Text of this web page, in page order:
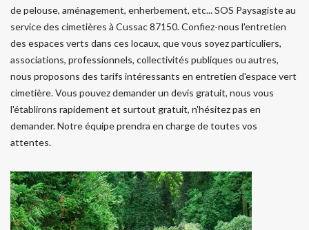
de pelouse, aménagement, enherbement, etc... SOS Paysagiste au
service des cimetières à Cussac 87150. Confiez-nous l'entretien
des espaces verts dans ces locaux, que vous soyez particuliers,
associations, professionnels, collectivités publiques ou autres,
nous proposons des tarifs intéressants en entretien d'espace vert
cimetière. Vous pouvez demander un devis gratuit, nous vous
l'établirons rapidement et surtout gratuit, n'hésitez pas en
demander. Notre équipe prendra en charge de toutes vos
attentes.